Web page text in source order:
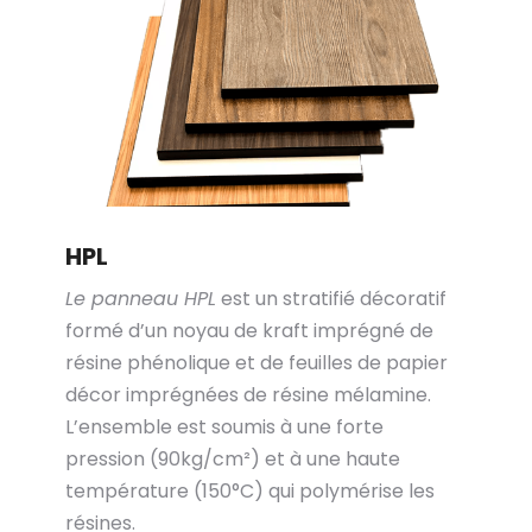
HPL
Le panneau HPL est un stratifié décoratif
formé d’un noyau de kraft imprégné de
résine phénolique et de feuilles de papier
décor imprégnées de résine mélamine.
L’ensemble est soumis à une forte
pression (90kg/cm²) et à une haute
température (150°C) qui polymérise les
résines.